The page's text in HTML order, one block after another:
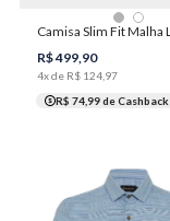
1 2 3 4
R$499,90
4x de R$ 124 97
R$ 74,99de Cashback